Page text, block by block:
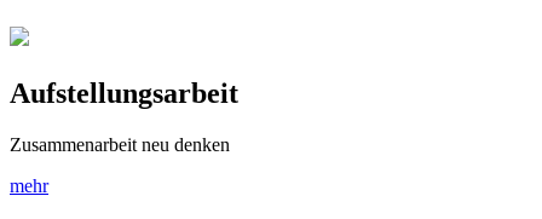
Aufstellungsarbeit
Zusammenarbeit neu denken
mehr